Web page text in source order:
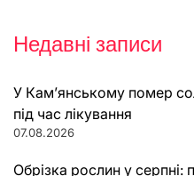
Недавні записи
У Кам’янському помер
під час лікування
07.08.2026
Обрізка рослин у серпні: